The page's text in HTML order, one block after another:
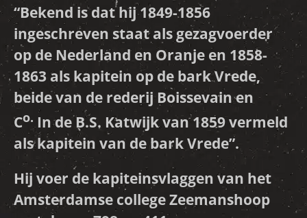
“Bekend is dat hij 1849-1856
ingeschreven staat als gezagvoerder
op de Nederland en Oranje en 1858-
1863 als kapitein op de barkVrede,
beide van de rederij Boissevain en
Co. In de B.S. Katwijk van 1859 vermeld
als kapitein van de barkVrede”.
Hij voer de kapiteinsvlaggen van het
Amsterdamse college Zeemanshoop